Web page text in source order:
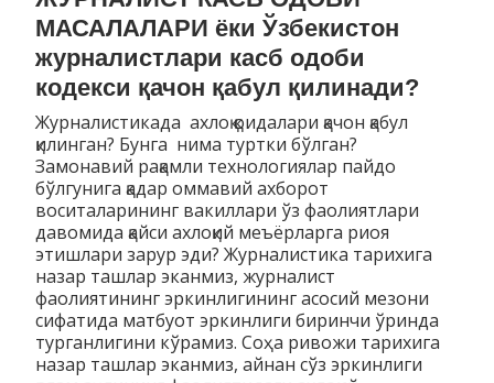
МАСАЛАЛАРИ ёки Ўзбекистон
журналистлари касб одоби
кодекси қачон қабул қилинади?
Журналистикада ахлоқ қоидалари қачон қабул
қилинган? Бунга нима туртки бўлган?
Замонавий рақамли технологиялар пайдо
бўлгунига қадар оммавий ахборот
воситаларининг вакиллари ўз фаолиятлари
давомида қайси ахлоқий меъёрларга риоя
этишлари зарур эди? Журналистика тарихига
назар ташлар эканмиз, журналист
фаолиятининг эркинлигининг асосий мезони
сифатида матбуот эркинлиги биринчи ўринда
турганлигини кўрамиз. Соҳа ривожи тарихига
назар ташлар эканмиз, айнан сўз эркинлиги